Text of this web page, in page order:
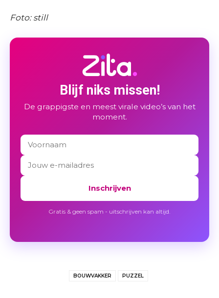
Foto: still
Blijf niks missen!
De grappigste en meest virale video’s van het
moment.
Inschrijven
Gratis & geen spam - uitschrijven kan altijd.
BOUWVAKKER PUZZEL